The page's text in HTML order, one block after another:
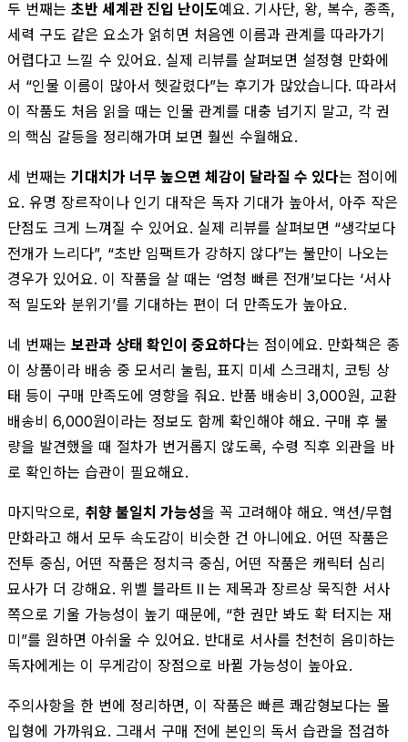
두 번째는 초반 세계관 진입 난이도예요. 기사단, 왕, 복수, 종족,
세력 구도 같은 요소가 얽히면 처음엔 이름과 관계를 따라가기
어렵다고 느낄 수 있어요. 실제 리뷰를 살펴보면 설정형 만화에
서 “인물 이름이 많아서 헷갈렸다”는 후기가 많았습니다. 따라서
이 작품도 처음 읽을 때는 인물 관계를 대충 넘기지 말고, 각 권
의 핵심 갈등을 정리해가며 보면 훨씬 수월해요.
세 번째는 기대치가 너무 높으면 체감이 달라질 수 있다는 점이에
요. 유명 장르작이나 인기 대작은 독자 기대가 높아서, 아주 작은
단점도 크게 느껴질 수 있어요. 실제 리뷰를 살펴보면 “생각보다
전개가 느리다”, “초반 임팩트가 강하지 않다”는 불만이 나오는
경우가 있어요. 이 작품을 살 때는 ‘엄청 빠른 전개’보다는 ‘서사
적 밀도와 분위기’를 기대하는 편이 더 만족도가 높아요.
네 번째는 보관과 상태 확인이 중요하다는 점이에요. 만화책은 종
이 상품이라 배송 중 모서리 눌림, 표지 미세 스크래치, 코팅 상
태 등이 구매 만족도에 영향을 줘요. 반품 배송비 3,000원, 교환
배송비 6,000원이라는 정보도 함께 확인해야 해요. 구매 후 불
량을 발견했을 때 절차가 번거롭지 않도록, 수령 직후 외관을 바
로 확인하는 습관이 필요해요.
마지막으로, 취향 불일치 가능성을 꼭 고려해야 해요. 액션/무협
만화라고 해서 모두 속도감이 비슷한 건 아니에요. 어떤 작품은
전투 중심, 어떤 작품은 정치극 중심, 어떤 작품은 캐릭터 심리
묘사가 더 강해요. 위벨 블라트Ⅱ는 제목과 장르상 묵직한 서사
쪽으로 기울 가능성이 높기 때문에, “한 권만 봐도 확 터지는 재
미”를 원하면 아쉬울 수 있어요. 반대로 서사를 천천히 음미하는
독자에게는 이 무게감이 장점으로 바뀔 가능성이 높아요.
주의사항을 한 번에 정리하면, 이 작품은 빠른 쾌감형보다는 몰
입형에 가까워요. 그래서 구매 전에 본인의 독서 습관을 점검하